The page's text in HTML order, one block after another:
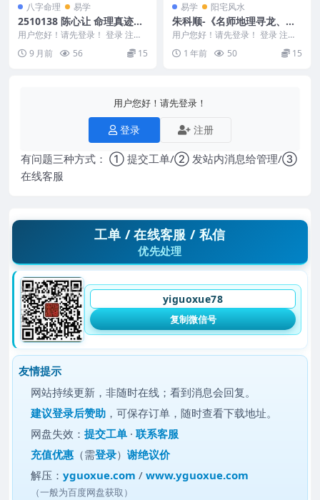
八字命理 易学
2510138 陈心让 命理真迹上
下册
用户您好！请先登录！ 登录 注册
命理真迹上下册 2510138 陈心让
...9 月前 56 15
易学 阳宅风水
朱科顺-《名师地理寻龙、实
战图解》414页–彩色–400线
用户您好！请先登录！ 登录 注册
朱科顺-《名师地理寻龙、实战图
解》414页&#...
1 年前 50 15
用户您好！请先登录！
登录 注册
有问题三种方式： ① 提交工单/② 发站内消息给管理/③
在线客服
工单 / 在线客服 / 私信
优先处理
yiguoxue78
复制微信号
友情提示
网站持续更新，非随时在线；看到消息会回复。
建议登录后赞助 ，可保存订单，随时查看下载地址。
网盘失效：提交工单 ·联系客服
充值优惠 （需登录）谢绝议价
解压：yguoxue.com /www.yguoxue.com
（一般为百度网盘获取）